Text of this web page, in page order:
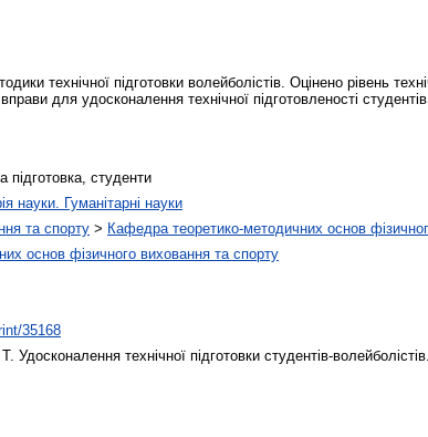
технічної підготовки волейболістів. Оцінено рівень
для удосконалення технічної підготовленості
підготовка, студенти
науки. Гуманітарні науки
та спорту > Кафедра теоретико-методичних основ
основ фізичного виховання та спорту
35168
Удосконалення технічної підготовки студентів-волейболістів.